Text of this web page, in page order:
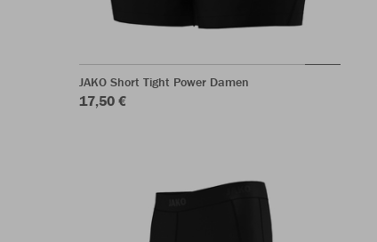
JAKO Short Tight Power Damen
17,50 €